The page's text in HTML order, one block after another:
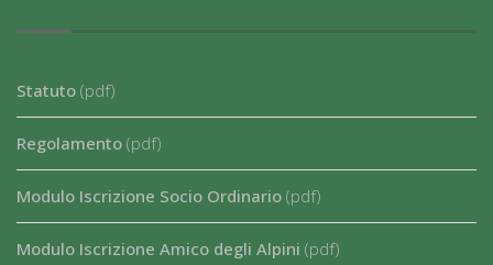
Statuto (pdf)
Regolamento (pdf)
Modulo Iscrizione Socio Ordinario (pdf)
Modulo Iscrizione Amico degli Alpini (pdf)